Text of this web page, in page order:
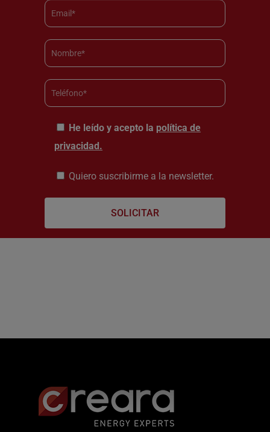
He leído y acepto la política de
privacidad.
Quiero suscribirme a la newsletter.